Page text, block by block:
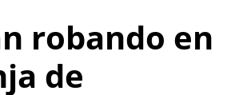
robando en
de